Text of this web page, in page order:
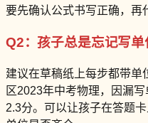
要先确认公式书写正确，再
Q2：孩子总是忘记写单
建议在草稿纸上每步都带单
区2023年中考物理，因漏
2.3分。可以让孩子在答题